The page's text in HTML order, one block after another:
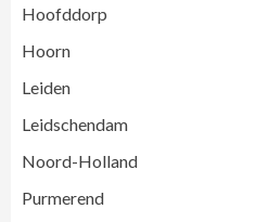
Hoofddorp
Hoorn
Leiden
Leidschendam
Noord-Holland
Purmerend